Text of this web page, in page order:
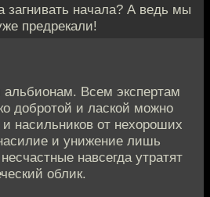
загнивать начала? А ведь мы
предрекали!
Всем экспертам
добротой и лаской можно
насильников от нехороших
и унижение лишь
навсегда утратят
облик.